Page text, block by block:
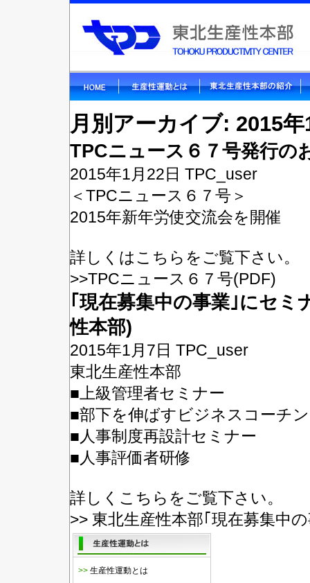
月別アーカイブ: 2015年
TPCニュース６７号発行の
2015年1月22日 TPC_user
＜TPCニュース６７号＞
2015年新年労使交流会を開催
詳しくはこちらをご覧下さい。
>>TPCニュース６７号(PDF)
｢現在募集中の事業｣にセミ
性本部)
2015年1月7日 TPC_user
東北生産性本部
■上級管理者セミナー
■部下を伸ばすビジネスコーチ
■人事制度再設計セミナー
■人事評価者研修
詳しくこちらをご覧下さい。
>> 東北生産性本部｢現在募集中
>> 生産性運動とは